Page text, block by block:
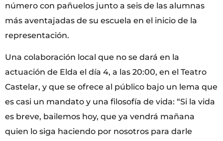
número con pañuelos junto a seis de las alumnas
más aventajadas de su escuela en el inicio de la
representación.
Una colaboración local que no se dará en la
actuación de Elda el día 4, a las 20:00, en el Teatro
Castelar, y que se ofrece al público bajo un lema que
es casi un mandato y una filosofía de vida: “Si la vida
es breve, bailemos hoy, que ya vendrá mañana
quien lo siga haciendo por nosotros para darle